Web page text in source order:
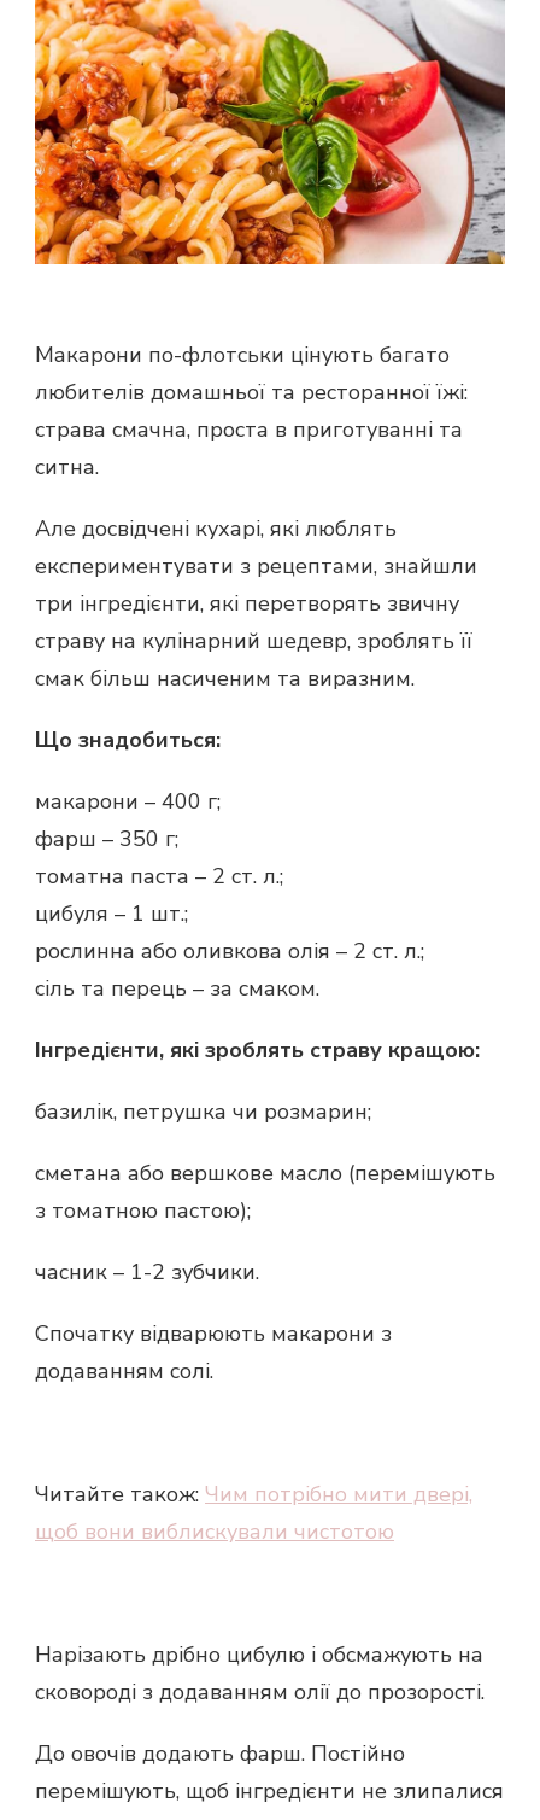
Макарони по-флотськи цінують багато
любителів домашньої та ресторанної їжі:
страва смачна, проста в приготуванні та
ситна.
Але досвідчені кухарі, які люблять
експериментувати з рецептами, знайшли
три інгредієнти, які перетворять звичну
страву на кулінарний шедевр, зроблять її
смак більш насиченим та виразним.
Що знадобиться:
макарони – 400 г;
фарш – 350 г;
томатна паста – 2 ст. л.;
цибуля – 1 шт.;
рослинна або оливкова олія – 2 ст. л.;
сіль та перець – за смаком.
Інгредієнти, які зроблять страву кращою:
базилік, петрушка чи розмарин;
сметана або вершкове масло (перемішують
з томатною пастою);
часник – 1-2 зубчики.
Спочатку відварюють макарони з
додаванням солі.
Читайте також: Чим потрібно мити двері,
щоб вони виблискували чистотою
Нарізають дрібно цибулю і обсмажують на
сковороді з додаванням олії до прозорості.
До овочів додають фарш. Постійно
перемішують, щоб інгредієнти не злипалися